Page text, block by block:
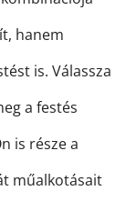
hanem
is. Válassza
a festés
is része a
műalkotásait